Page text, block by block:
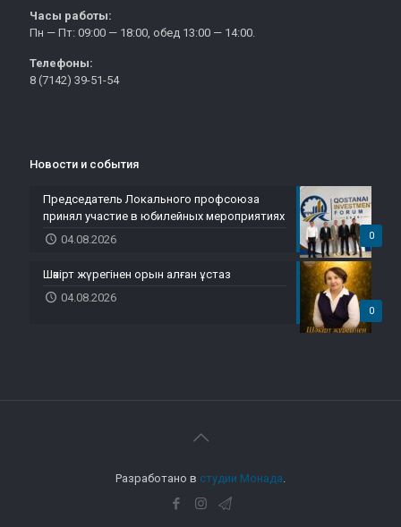
Часы работы:
Пн — Пт: 09:00 — 18:00, обед 13:00 — 14:00.
Телефоны:
8 (7142) 39-51-54
Новости и события
0
Председатель Локального профсоюза
принял участие в юбилейных мероприятиях
04.08.2026
0
Шәкірт жүрегінен орын алған ұстаз
04.08.2026
Разработано в студии Монада.